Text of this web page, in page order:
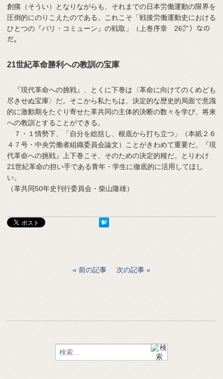
創痍（そうい）となりながらも、それまでの日本労働運動の限界を
圧倒的にのりこえたのである。これこそ「戦後労働運動史における
ひとつの『パリ・コミューン』の戦取」（上巻序章 26㌻）なの
だ。
21世紀革命勝利への教訓の宝庫
『現代革命への挑戦』、とくに下巻は〈革命に向けてのくめども
尽きせぬ宝庫〉だ。そこから私たちは、決定的な歴史的局面で意識
的に激動期をたぐり寄せた革共同の主体的決断の数々を学び、将来
への教訓とすることができる。
７・１情勢下、「自分を総括し、根底から打ち立つ」（本紙２６
４７号・中央労働者組織委員会論文）ことがきわめて重要だ。『現
代革命への挑戦』上下巻こそ、そのための決定的糧だ。とりわけ
21世紀革命の担い手である青年・学生に徹底的に活用してほし
い。
（革共同50年史刊行委員会・柴山隆雄）
前の記事 次の記事